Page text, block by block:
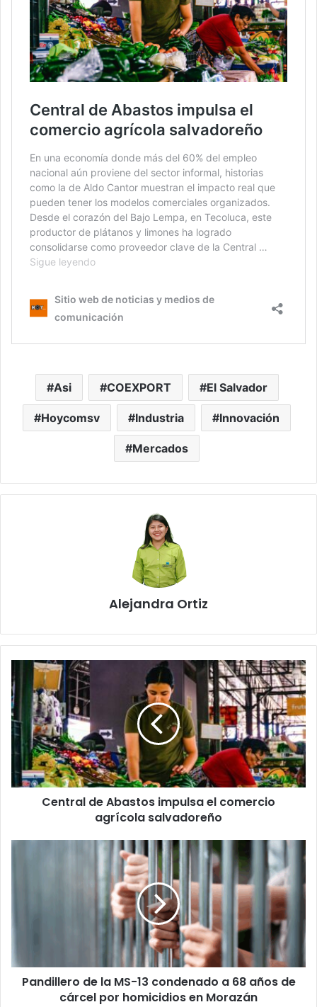
Asi COEXPORT El Salvador
Hoycomsv Industria Innovación
Mercados
Alejandra Ortiz
Central
de
Abastos
impulsa
el
comercio
agrícola
salvadoreño
Central de Abastos impulsa el comercio
agrícola salvadoreño
Pandillero
años
Pandillero de la MS-13 condenado a 68 años de
cárcel por homicidios en Morazán